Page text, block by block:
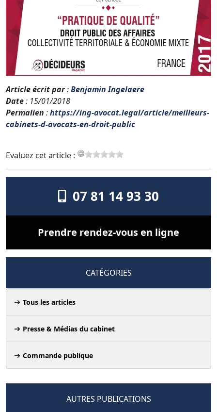
Article écrit par:Benjamin Ingelaere
Date: 15/01/2018
Permalien :https://ing-avocat.legal/article/meilleurs-
cabinets-d-avocats-en-droit-public
Evaluez cet article :
07 81 14 93 30
Prendre rendez-vous en ligne
CATÉGORIES
Tous les articles
Presse & Médias du cabinet
Commande publique
AUTRES PUBLICATIONS